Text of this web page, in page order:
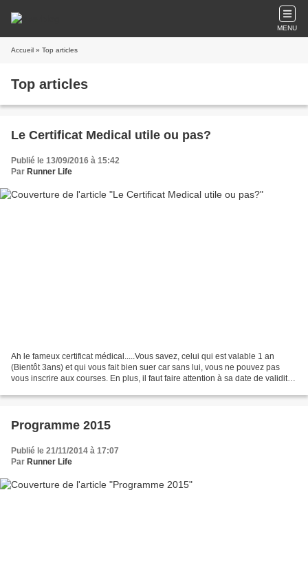
MENU
Accueil » Top articles
Top articles
Le Certificat Medical utile ou pas?
Publié le 13/09/2016 à 15:42
Par Runner Life
Ah le fameux certificat médical.....Vous savez, celui qui est valable 1 an
(Bientôt 3ans) et qui vous fait bien suer car sans lui, vous ne pouvez pas
vous inscrire aux courses. En plus, il faut faire attention à sa date de validité
Programme 2015
Publié le 21/11/2014 à 17:07
Par Runner Life